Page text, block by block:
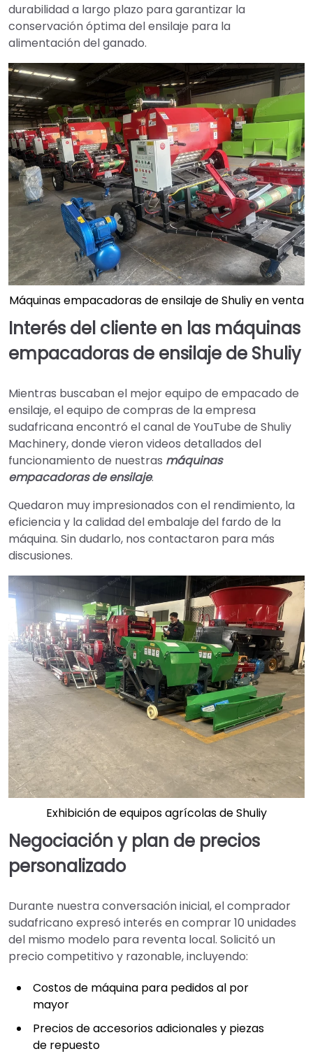
durabilidad a largo plazo para garantizar la
conservación óptima del ensilaje para la
alimentación del ganado.
Máquinas empacadoras de ensilaje de Shuliy en venta
Interés del cliente en las máquinas
empacadoras de ensilaje de Shuliy
Mientras buscaban el mejor equipo de empacado de
ensilaje, el equipo de compras de la empresa
sudafricana encontró el canal de YouTube de Shuliy
Machinery, donde vieron videos detallados del
funcionamiento de nuestras máquinas
empacadoras de ensilaje.
Quedaron muy impresionados con el rendimiento, la
eficiencia y la calidad del embalaje del fardo de la
máquina. Sin dudarlo, nos contactaron para más
discusiones.
Exhibición de equipos agrícolas de Shuliy
Negociación y plan de precios
personalizado
Durante nuestra conversación inicial, el comprador
sudafricano expresó interés en comprar 10 unidades
del mismo modelo para reventa local. Solicitó un
precio competitivo y razonable, incluyendo:
Costos de máquina para pedidos al por
mayor
Precios de accesorios adicionales y piezas
de repuesto